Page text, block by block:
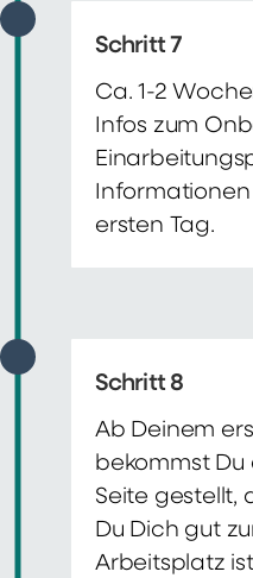
Schritt 7
Ca. 1-2
Infos zum
Informationen
ersten Tag.
Schritt 8
Ab Deinem
bekommst Du
Seite gestellt,
Du Dich gut
Arbeitsplatz